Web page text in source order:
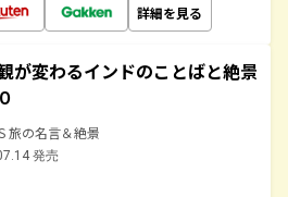
詳細を見る
が変わるインドのことばと絶景
旅の名言＆絶景
発売